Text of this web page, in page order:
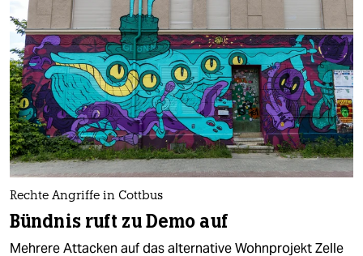
Rechte Angriffe in Cottbus
Bündnis ruft zu Demo auf
Mehrere Attacken auf das alternative Wohnprojekt Zelle